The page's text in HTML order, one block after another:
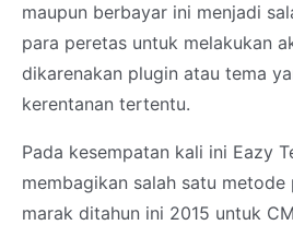
maupun berbayar ini menjadi
para peretas untuk melakukan
dikarenakan plugin atau tema
kerentanan tertentu.
Pada kesempatan kali ini Eazy
membagikan salah satu metode
marak ditahun ini 2015 untuk